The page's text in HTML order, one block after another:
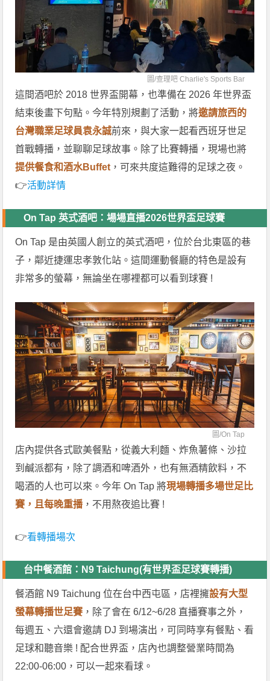
圖/查理吧 Charlie's Sports Bar
這間酒吧於 2018 世界盃開幕，也準備在 2026 年世界盃
結束後畫下句點。今年特別規劃了活動，將邀請旅西的
台灣職業足球員袁永誠前來，與大家一起看西班牙世足
首戰轉播，並聊聊足球故事。除了比賽轉播，現場也將
提供餐食和酒水Buffet ，可來共度這難得的足球之夜。
👉活動詳情
On Tap 英式酒吧：場場直播2026世界盃足球賽
On Tap 是由英國人創立的英式酒吧，位於台北東區的巷
子，鄰近捷運忠孝敦化站。這間運動餐廳的特色是設有
非常多的螢幕，無論坐在哪裡都可以看到球賽 !
圖/On Tap
店內提供各式歐美餐點，從義大利麵、炸魚薯條、沙拉
到鹹派都有，除了調酒和啤酒外，也有無酒精飲料，不
喝酒的人也可以來。今年 On Tap 將現場轉播多場世足比
賽，且每晚重播 ，不用熬夜追比賽 !
👉看轉播場次
台中餐酒館：N9 Taichung(有世界盃足球賽轉播)
餐酒館 N9 Taichung 位在台中西屯區，店裡擁設有大型
螢幕轉播世足賽 ，除了會在 6/12~6/28 直播賽事之外，
每週五、六還會邀請 DJ 到場演出，可同時享有餐點、看
足球和聽音樂 ! 配合世界盃，店內也調整營業時間為
22:00-06:00，可以一起來看球。